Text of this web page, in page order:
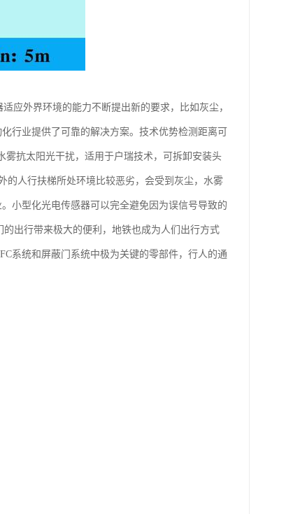
应外界环境的能力不断提出新的要求，比如灰尘，
行业提供了可靠的解决方案。技术优势检测距离可
抗太阳光干扰，适用于户瑞技术，可拆卸安装头
的人行扶梯所处环境比较恶劣，会受到灰尘，水雾
小型化光电传感器可以完全避免因为误信号导致的
出行带来极大的便利，地铁也成为人们出行方式
系统和屏蔽门系统中极为关键的零部件，行人的通